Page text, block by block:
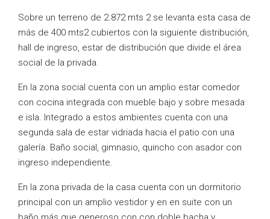
Sobre un terreno de 2.872 mts 2 se levanta esta casa de
más de 400 mts2 cubiertos con la siguiente distribución,
hall de ingreso, estar de distribución que divide el área
social de la privada.
En la zona social cuenta con un amplio estar comedor
con cocina integrada con mueble bajo y sobre mesada
e isla. Integrado a estos ambientes cuenta con una
segunda sala de estar vidriada hacia el patio con una
galería. Baño social, gimnasio, quincho con asador con
ingreso independiente.
En la zona privada de la casa cuenta con un dormitorio
principal con un amplio vestidor y en en suite con un